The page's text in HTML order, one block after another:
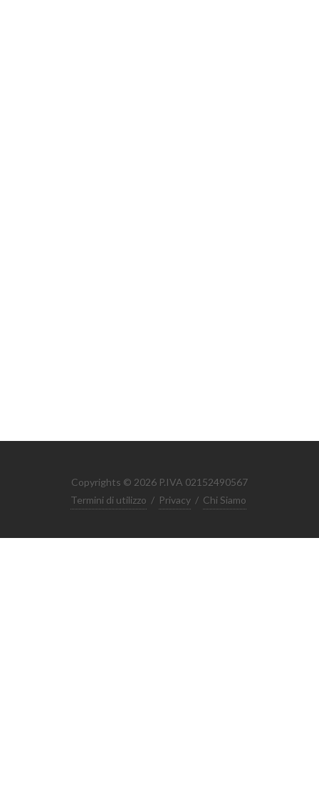
Copyrights © 2026 P.IVA 02152490567
Termini di utilizzo / Privacy / Chi Siamo